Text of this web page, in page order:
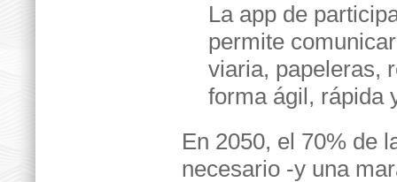
La app de
permite
viaria, papeleras,
forma ágil, rápida
En 2050, el 70% de
necesario -y una